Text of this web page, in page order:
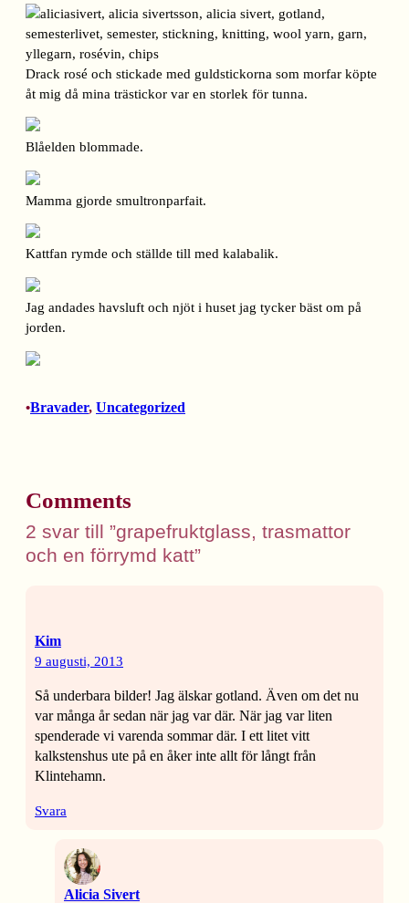
Drack rosé och stickade med guldstickorna som morfar köpte
åt mig då mina trästickor var en storlek för tunna.
Blåelden blommade.
Mamma gjorde smultronparfait.
Kattfan rymde och ställde till med kalabalik.
Jag andades havsluft och njöt i huset jag tycker bäst om på
jorden.
•Bravader, Uncategorized
Comments
2 svar till ”grapefruktglass, trasmattor
och en förrymd katt”
Kim
9 augusti, 2013
Så underbara bilder! Jag älskar gotland. Även om det nu
var många år sedan när jag var där. När jag var liten
spenderade vi varenda sommar där. I ett litet vitt
kalkstenshus ute på en åker inte allt för långt från
Klintehamn.
Svara
Alicia Sivert